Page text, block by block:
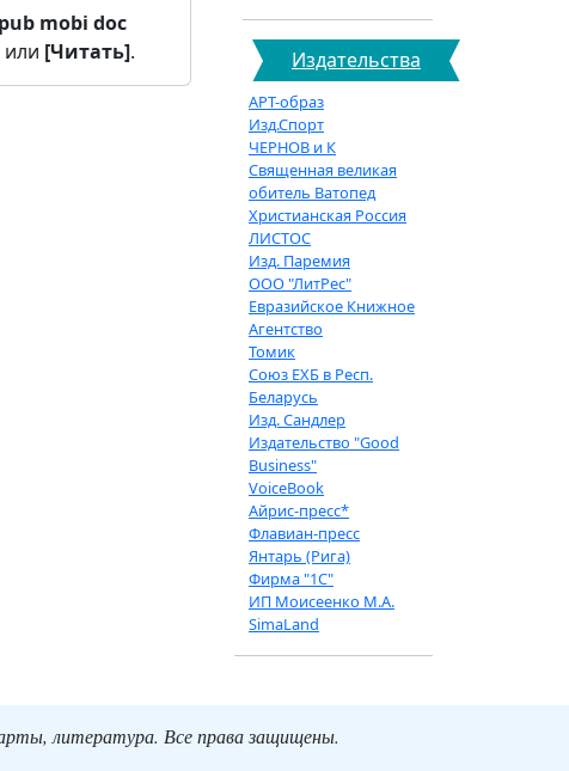
mobi doc
или [Читать]. Издательства
АРТ-образ
Изд.Спорт
ЧЕРНОВ и К
Священная великая
обитель Ватопед
Христианская Россия
ЛИСТОС
Изд. Паремия
ООО "ЛитРес"
Евразийское Книжное
Агентство
Томик
Союз ЕХБ в Респ.
Беларусь
Изд. Сандлер
Издательство "Good
Business"
VoiceBook
Айрис-пресс*
Флавиан-пресс
Янтарь (Рига)
Фирма "1С"
ИП Моисеенко М.А.
SimaLand
литература. Все права защищены.